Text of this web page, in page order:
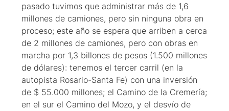
pasado tuvimos que administrar más de 1,6
millones de camiones, pero sin ninguna obra en
proceso; este año se espera que arriben a cerca
de 2 millones de camiones, pero con obras en
marcha por 1,3 billones de pesos (1.500 millones
de dólares): tenemos el tercer carril (en la
autopista Rosario-Santa Fe) con una inversión
de $ 55.000 millones; el Camino de la Cremería;
en el sur el Camino del Mozo, y el desvío de